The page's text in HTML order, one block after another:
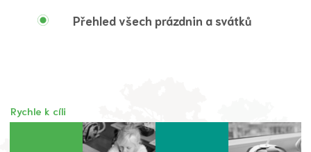
Přehled všech prázdnin a svátků
Rychle k cíli